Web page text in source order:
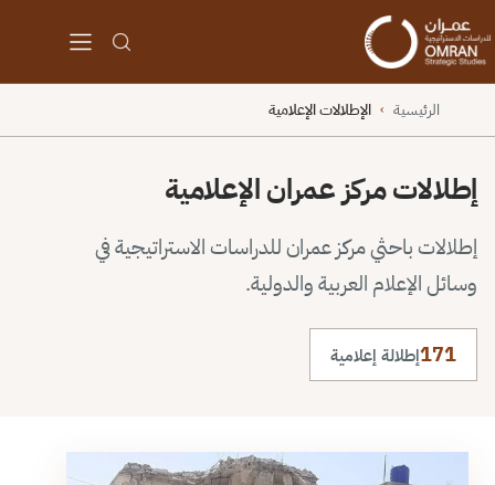
الرئيسية › الإطلالات الإعلامية
إطلالات مركز عمران الإعلامية
إطلالات باحثي مركز عمران للدراسات الاستراتيجية في
وسائل الإعلام العربية والدولية.
171إطلالة إعلامية